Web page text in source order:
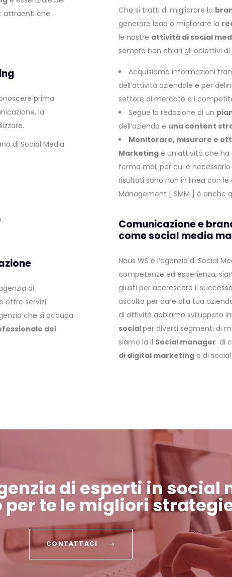
attraenti che
prima
la
di Social Media
di
offre servizi
che si occupa
dei
Che si tratti di migliorare la
generare lead o migliorare la
le nostre attività di social
sempre ben chiari gli obiettivi
Acquisiamo informazioni
dell’attività aziendale e per
settore di mercato e i
Segue la redazione di un
dell’azienda e una content
Monitorare, misurare e
Marketing è un’attività che
ferma mai, per cui è
risultati sono non in linea con
Management [ SMM ] è anche
Comunicazione e
come social media
Nous WS è l’agenzia di Social
competenze ed esperienza,
giusti per accrescere il
ascolta per dare alla tua
di attività abbiamo sviluppato
socialper diversi segmenti di
siamo la il Social manager di
di digital marketing o di
di esperti in
te le migliori
CONTATTACI